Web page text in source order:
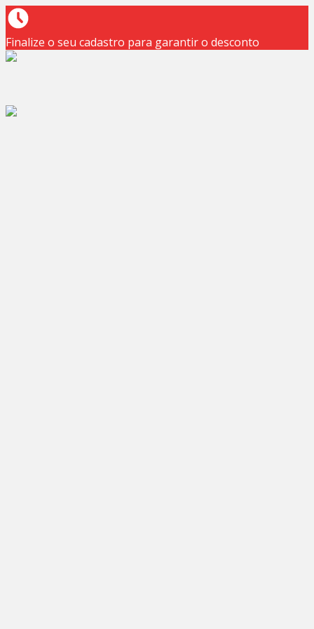
Finalize o seu cadastro para garantir o desconto